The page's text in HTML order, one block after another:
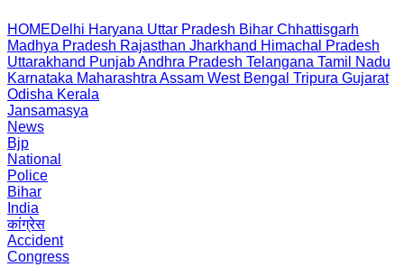
HOMEDelhi Haryana Uttar Pradesh Bihar Chhattisgarh
Madhya Pradesh Rajasthan Jharkhand Himachal Pradesh
Uttarakhand PunjabAndhra Pradesh Telangana Tamil Nadu
Karnataka Maharashtra Assam West Bengal Tripura Gujarat
Odisha Kerala
Jansamasya
News
Bjp
National
Police
Bihar
India
कांग्रेस
Accident
Congress